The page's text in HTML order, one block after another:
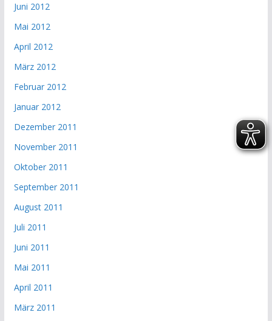
Juni 2012
Mai 2012
April 2012
März 2012
Februar 2012
Januar 2012
Dezember 2011
November 2011
Oktober 2011
September 2011
August 2011
Juli 2011
Juni 2011
Mai 2011
April 2011
März 2011